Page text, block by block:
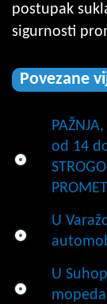
postupak
sigurnosti
Povezane
od 14
U
U
mopeda